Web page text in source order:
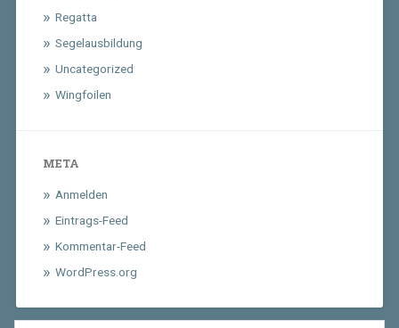
Regatta
Segelausbildung
Uncategorized
Wingfoilen
META
Anmelden
Eintrags-Feed
Kommentar-Feed
WordPress.org